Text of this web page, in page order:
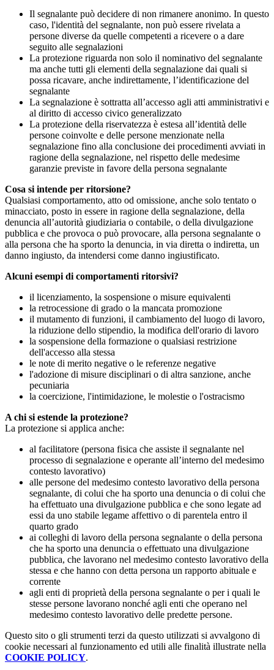
Il segnalante può decidere di non rimanere anonimo. In questo
caso, l'identità del segnalante, non può essere rivelata a
persone diverse da quelle competenti a ricevere o a dare
seguito alle segnalazioni
La protezione riguarda non solo il nominativo del segnalante
ma anche tutti gli elementi della segnalazione dai quali si
possa ricavare, anche indirettamente, l’identificazione del
segnalante
La segnalazione è sottratta all’accesso agli atti amministrativi e
al diritto di accesso civico generalizzato
La protezione della riservatezza è estesa all’identità delle
persone coinvolte e delle persone menzionate nella
segnalazione fino alla conclusione dei procedimenti avviati in
ragione della segnalazione, nel rispetto delle medesime
garanzie previste in favore della persona segnalante
Cosa si intende per ritorsione?
Qualsiasi comportamento, atto od omissione, anche solo tentato o
minacciato, posto in essere in ragione della segnalazione, della
denuncia all’autorità giudiziaria o contabile, o della divulgazione
pubblica e che provoca o può provocare, alla persona segnalante o
alla persona che ha sporto la denuncia, in via diretta o indiretta, un
danno ingiusto, da intendersi come danno ingiustificato.
Alcuni esempi di comportamenti ritorsivi?
il licenziamento, la sospensione o misure equivalenti
la retrocessione di grado o la mancata promozione
il mutamento di funzioni, il cambiamento del luogo di lavoro,
la riduzione dello stipendio, la modifica dell'orario di lavoro
la sospensione della formazione o qualsiasi restrizione
dell'accesso alla stessa
le note di merito negative o le referenze negative
l'adozione di misure disciplinari o di altra sanzione, anche
pecuniaria
la coercizione, l'intimidazione, le molestie o l'ostracismo
A chi si estende la protezione?
La protezione si applica anche:
al facilitatore (persona fisica che assiste il segnalante nel
processo di segnalazione e operante all’interno del medesimo
contesto lavorativo)
alle persone del medesimo contesto lavorativo della persona
segnalante, di colui che ha sporto una denuncia o di colui che
ha effettuato una divulgazione pubblica e che sono legate ad
essi da uno stabile legame affettivo o di parentela entro il
quarto grado
ai colleghi di lavoro della persona segnalante o della persona
che ha sporto una denuncia o effettuato una divulgazione
pubblica, che lavorano nel medesimo contesto lavorativo della
stessa e che hanno con detta persona un rapporto abituale e
corrente
agli enti di proprietà della persona segnalante o per i quali le
stesse persone lavorano nonché agli enti che operano nel
medesimo contesto lavorativo delle predette persone.
Questo sito o gli strumenti terzi da questo utilizzati si avvalgono di
cookie necessari al funzionamento ed utili alle finalità illustrate nella
COOKIE POLICY.